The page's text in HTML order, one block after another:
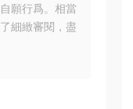
願行爲。相當
細緻審閱，盡